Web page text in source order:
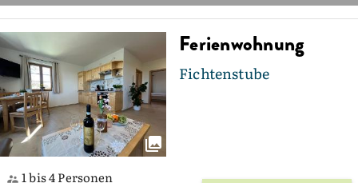
Ferienwohnung
Fichtenstube
1 bis 4 Personen